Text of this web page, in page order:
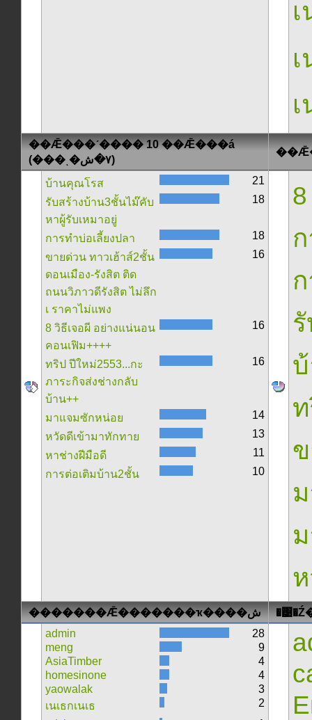
เ
เ
เ
��Ǣ���ʹ���� 10 ��Ǣ���á
(���ͺ�٧�ش)
บ้านคุณโรส
21
รับสร้างบ้าน3ชั้นไม๊คับ
หาผู้รับเหมาอยู่
18
การทำบ่อเลี้ยงปลา
18
ขายด่วน ทาวเฮ้าส์2ชั้น
ดอนเมือง-รังสิต ติด
ถนนวิภาวดีรังสิต ไม่ลึก
เ ราคาไม่แพง
16
8 วิธีเจอผี อย่างแน่นอน
คอนเฟิม++++
16
ทริป ปีใหม่2553...กะ
ภาระกิจส่งช่างกลับ
บ้าน++
16
มาแจมซักหน่อย
14
หวัดดีเข้ามาทักทาย
13
หาช่างฝีมือดี
11
การต่อเติมบ้าน2ชั้น
10
�������Ǣ�������ҡ����ش
admin
28
meng
9
AsiaTimber
4
homesinone
4
yaowalak
3
เนเธกเนเธ
2